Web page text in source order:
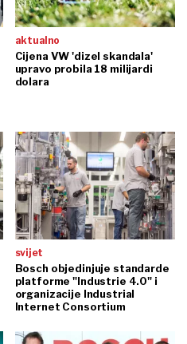
aktualno
Cijena VW 'dizel skandala'
upravo probila 18 milijardi
dolara
svijet
Bosch objedinjuje standarde
platforme "Industrie 4.0" i
organizacije Industrial
Internet Consortium